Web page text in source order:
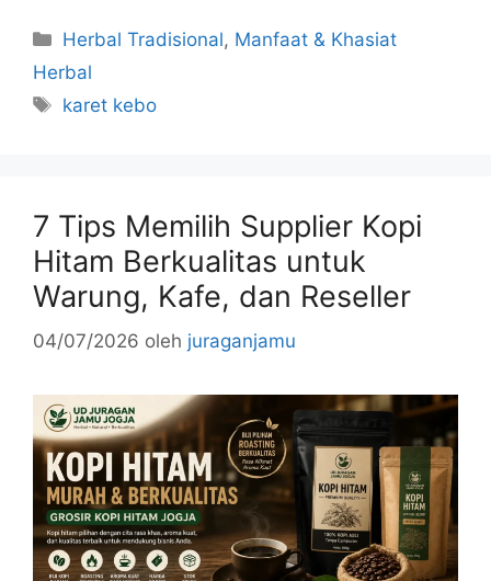
Kategori
Herbal Tradisional, Manfaat & Khasiat
Herbal
Tag
karet kebo
7 Tips Memilih Supplier Kopi
Hitam Berkualitas untuk
Warung, Kafe, dan Reseller
04/07/2026 oleh juraganjamu